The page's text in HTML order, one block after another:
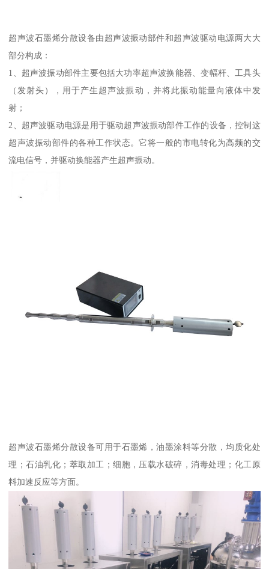
超声波石墨烯分散设备由超声波振动部件和超声波驱动电源两大大
部分构成：
1、超声波振动部件主要包括大功率超声波换能器、变幅杆、工具头
（发射头），用于产生超声波振动，并将此振动能量向液体中发
射；
2、超声波驱动电源是用于驱动超声波振动部件工作的设备，控制这
超声波振动部件的各种工作状态。它将一般的市电转化为高频的交
流电信号，并驱动换能器产生超声振动。
超声波石墨烯分散设备可用于石墨烯，油墨涂料等分散，均质化处
理；石油乳化；萃取加工；细胞，压载水破碎，消毒处理；化工原
料加速反应等方面。